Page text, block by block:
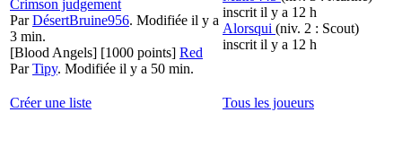
Crimson judgement
ParDésertBruine956. Modifiée il y a
3 min.
[Blood Angels] [1000 points] Red
ParTipy. Modifiée il y a 50 min.
inscrit il y a 12 h
Alorsqui (niv. 2 : Scout)
inscrit il y a 12 h
Créer une liste Tous les joueurs